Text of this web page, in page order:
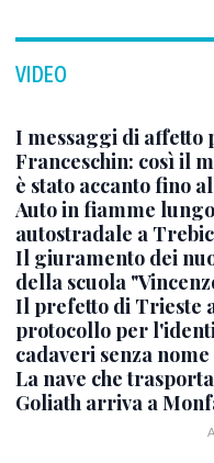
VIDEO
I messaggi di affetto
Franceschin: così il
è stato accanto fino
Auto in fiamme
autostradale a
Il giuramento dei
della scuola
Il prefetto di Trieste
protocollo per
cadaveri senza nome
La nave che
Goliath arriva a